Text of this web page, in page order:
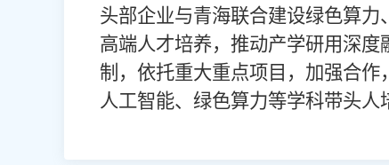
头部企业与青海联合建设绿色算
高端人才培养，推动产学研用深
制，依托重大重点项目，加强合
人工智能、绿色算力等学科带头人